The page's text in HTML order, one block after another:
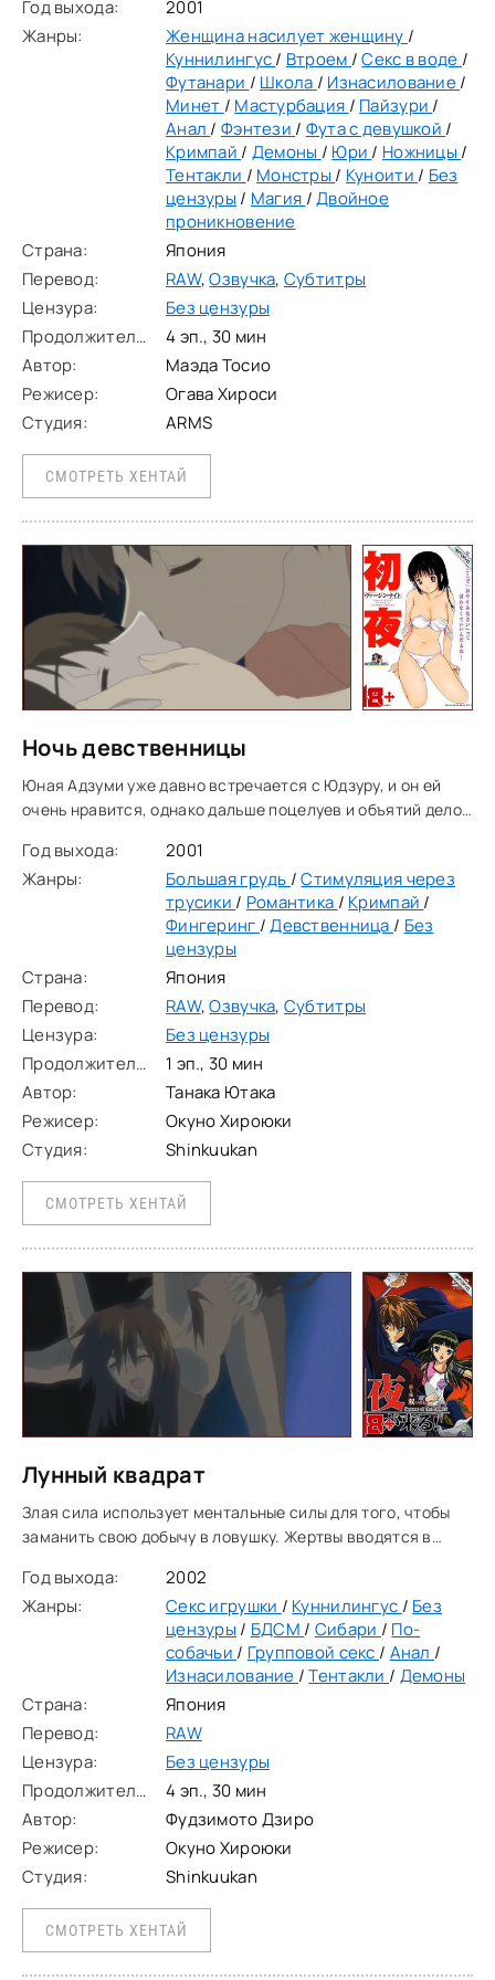
пытается не допустить завоевания демонами
Год выхода:
2001
Жанры:
Женщина насилует женщину /
Куннилингус/ Втроем /Секс в воде /
Футанари / Школа / Изнасилование/
Минет / Мастурбация / Пайзури /
Анал / Фэнтези / Фута с девушкой /
Кримпай / Демоны / Юри / Ножницы /
Тентакли / Монстры / Куноити / Без
цензуры / Магия /Двойное
проникновение
Страна:
Япония
Перевод:
RAW,Озвучка, Субтитры
Цензура:
Без цензуры
Продолжительность:
4 эп., 30 мин
Автор:
Маэда Тосио
Режисер:
Огава Хироси
Студия:
ARMS
СМОТРЕТЬ ХЕНТАЙ
Ночь девственницы
Юная Адзуми уже давно встречается с Юдзуру, и он ей
очень нравится, однако дальше поцелуев и объятий дело
женщинами, но теперь речь идёт о настоящем
Год выхода:
2001
Жанры:
Большая грудь /Стимуляция через
трусики / Романтика / Кримпай /
Фингеринг /Девственница / Без
цензуры
Страна:
Япония
Перевод:
RAW,Озвучка, Субтитры
Цензура:
Без цензуры
Продолжительность:
1 эп., 30 мин
Автор:
Танака Ютака
Режисер:
Окуно Хироюки
Студия:
Shinkuukan
СМОТРЕТЬ ХЕНТАЙ
Лунный квадрат
Злая сила использует ментальные силы для того, чтобы
заманить свою добычу в ловушку. Жертвы вводятся в
что угодно, только бы продлить
Год выхода:
2002
Жанры:
Секс игрушки / Куннилингус / Без
цензуры / БДСМ / Сибари / По-
собачьи / Групповой секс / Анал /
Изнасилование /Тентакли / Демоны
Страна:
Япония
Перевод:
RAW
Цензура:
Без цензуры
Продолжительность:
4 эп., 30 мин
Автор:
Фудзимото Дзиро
Режисер:
Окуно Хироюки
Студия:
Shinkuukan
СМОТРЕТЬ ХЕНТАЙ